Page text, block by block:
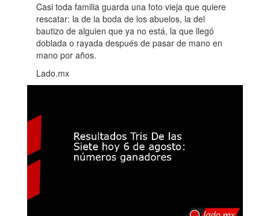
Casi toda familia guarda una foto vieja que quiere
rescatar: la de la boda de los abuelos, la del
bautizo de alguien que ya no está, la que llegó
doblada o rayada después de pasar de mano en
mano por años.
Lado.mx